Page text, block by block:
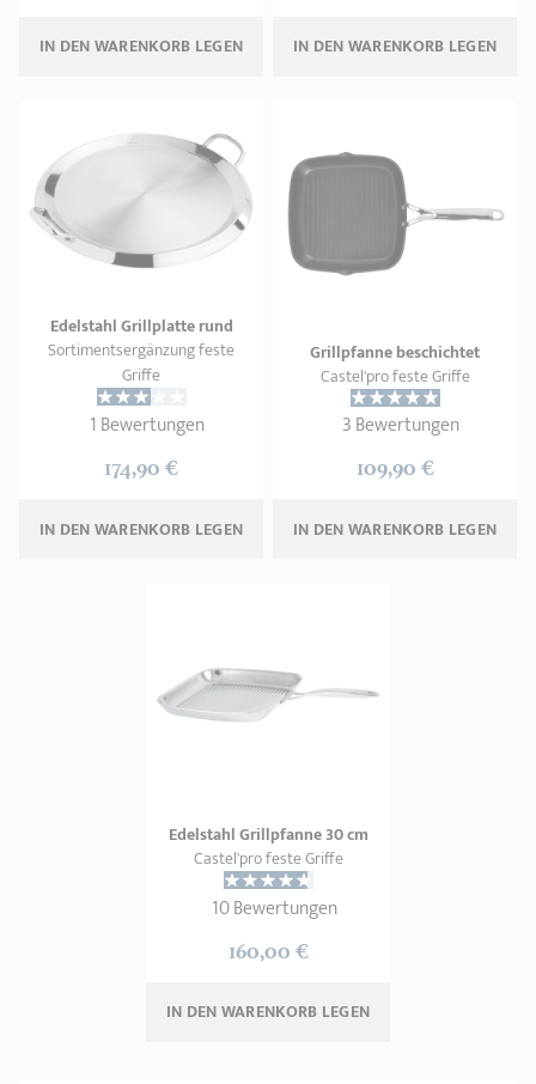
LEGEN LEGEN
Edelstahl Grillplatte rund
Sortimentsergänzung feste
Griffe
1 Bewertungen
174,90 €
LEGEN
Grillpfanne beschichtet
Castel'pro feste Griffe
3 Bewertungen
109,90 €
LEGEN
Edelstahl Grillpfanne 30 cm
Castel'pro feste Griffe
10 Bewertungen
160,00 €
LEGEN